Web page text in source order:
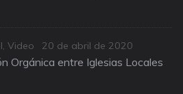
, Video
Posted
on
20 de abril de 2020
Orgánica entre Iglesias Locales